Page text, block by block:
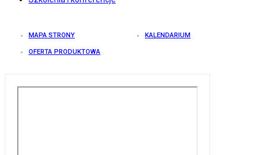
MAPA STRONY KALENDARIUM
OFERTA PRODUKTOWA